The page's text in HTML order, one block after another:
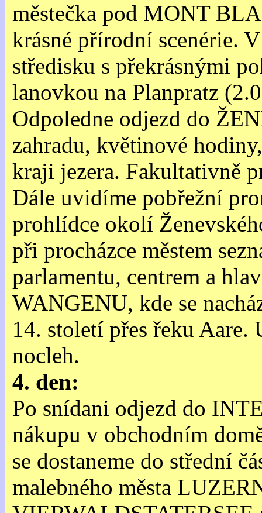
městečka pod MONT
krásné přírodní scenérie.
středisku s překrásnými
lanovkou na Planpratz
Odpoledne odjezd do
zahradu, květinové
kraji jezera. Fakultativně
Dále uvidíme pobřežní
prohlídce okolí
při procházce městem
parlamentu, centrem a
WANGENU, kde se
14. století přes řeku
nocleh.
4. den:
Po snídani odjezd do
nákupu v obchodním
se dostaneme do střední
malebného města